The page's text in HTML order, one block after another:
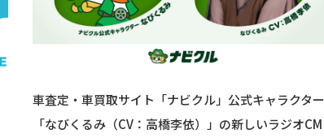
車査定・車買取サイト「ナビクル」公式キャラクター
「なびくるみ（CV：高橋李依）」の新しいラジオCM